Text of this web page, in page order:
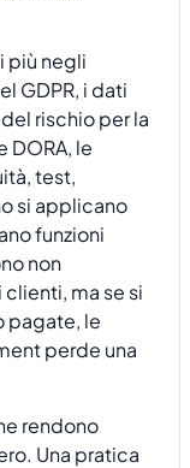
più negli
GDPR, i dati
rischio per la
DORA, le
test,
si applicano
funzioni
non
clienti, ma se si
pagate, le
perde una
rendono
Una pratica